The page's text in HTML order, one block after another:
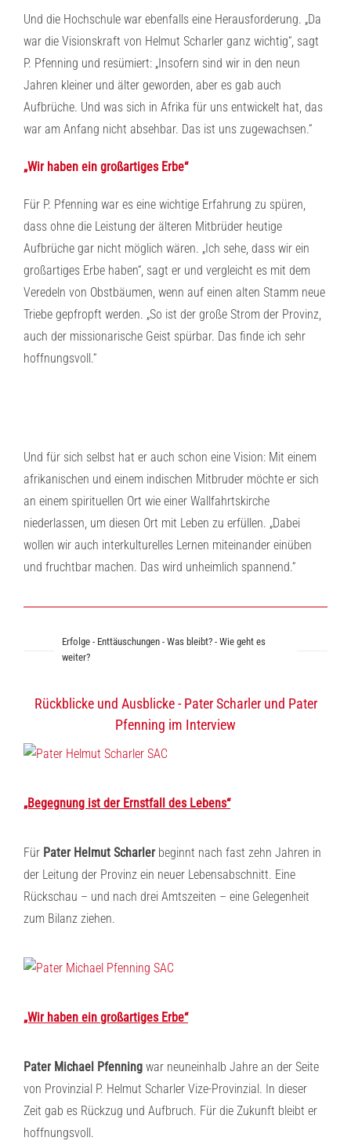
Und die Hochschule war ebenfalls eine Herausforderung. „Da
war die Visionskraft von Helmut Scharler ganz wichtig“, sagt
P. Pfenning und resümiert: „Insofern sind wir in den neun
Jahren kleiner und älter geworden, aber es gab auch
Aufbrüche. Und was sich in Afrika für uns entwickelt hat, das
war am Anfang nicht absehbar. Das ist uns zugewachsen.“
„Wir haben ein großartiges Erbe“
Für P. Pfenning war es eine wichtige Erfahrung zu spüren,
dass ohne die Leistung der älteren Mitbrüder heutige
Aufbrüche gar nicht möglich wären. „Ich sehe, dass wir ein
großartiges Erbe haben“, sagt er und vergleicht es mit dem
Veredeln von Obstbäumen, wenn auf einen alten Stamm neue
Triebe gepfropft werden. „So ist der große Strom der Provinz,
auch der missionarische Geist spürbar. Das finde ich sehr
hoffnungsvoll.“
Und für sich selbst hat er auch schon eine Vision: Mit einem
afrikanischen und einem indischen Mitbruder möchte er sich
an einem spirituellen Ort wie einer Wallfahrtskirche
niederlassen, um diesen Ort mit Leben zu erfüllen. „Dabei
wollen wir auch interkulturelles Lernen miteinander einüben
und fruchtbar machen. Das wird unheimlich spannend.“
Erfolge - Enttäuschungen - Was bleibt? - Wie geht es
weiter?
Rückblicke und Ausblicke - Pater Scharler und Pater
Pfenning im Interview
„Begegnung ist der Ernstfall des Lebens“
Für Pater Helmut Scharlerbeginnt nach fast zehn Jahren in
der Leitung der Provinz ein neuer Lebensabschnitt. Eine
Rückschau – und nach drei Amtszeiten – eine Gelegenheit
zum Bilanz ziehen.
„Wir haben ein großartiges Erbe“
Pater Michael Pfenning war neuneinhalb Jahre an der Seite
von Provinzial P. Helmut Scharler Vize-Provinzial. In dieser
Zeit gab es Rückzug und Aufbruch. Für die Zukunft bleibt er
hoffnungsvoll.